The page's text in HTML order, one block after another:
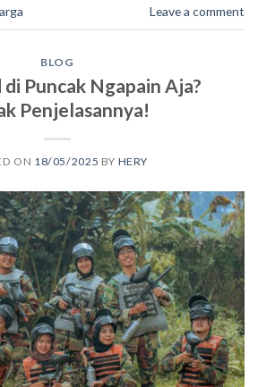
Leave a comment
BLOG
Puncak Ngapain Aja?
Penjelasannya!
ON 18/05/2025 BY HERY